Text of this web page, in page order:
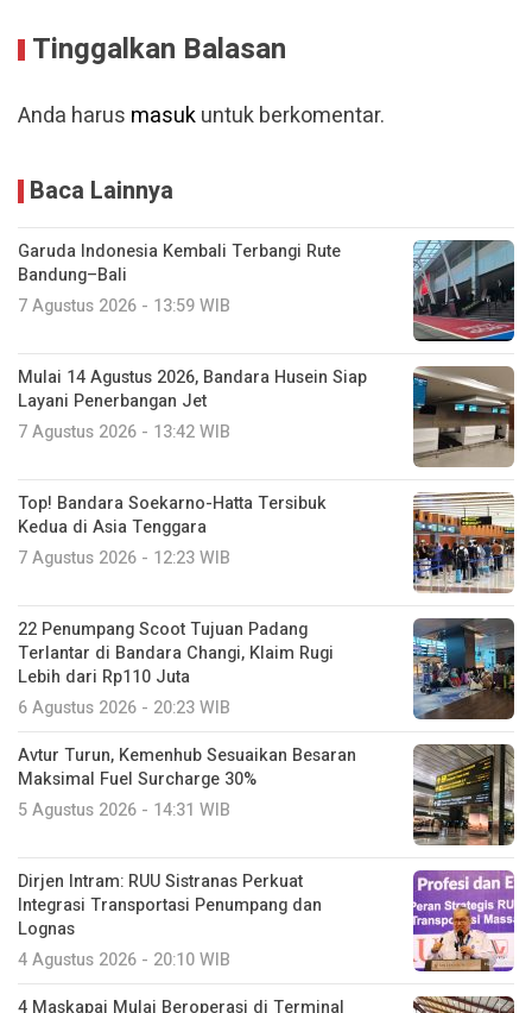
Tinggalkan Balasan
Anda harus masukuntuk berkomentar.
Baca Lainnya
Garuda Indonesia Kembali Terbangi Rute
Bandung–Bali
7 Agustus 2026 - 13:59 WIB
Mulai 14 Agustus 2026, Bandara Husein Siap
Layani Penerbangan Jet
7 Agustus 2026 - 13:42 WIB
Top! Bandara Soekarno-Hatta Tersibuk
Kedua di Asia Tenggara
7 Agustus 2026 - 12:23 WIB
22 Penumpang Scoot Tujuan Padang
Terlantar di Bandara Changi, Klaim Rugi
Lebih dari Rp110 Juta
6 Agustus 2026 - 20:23 WIB
Avtur Turun, Kemenhub Sesuaikan Besaran
Maksimal Fuel Surcharge 30%
5 Agustus 2026 - 14:31 WIB
Dirjen Intram: RUU Sistranas Perkuat
Integrasi Transportasi Penumpang dan
Lognas
4 Agustus 2026 - 20:10 WIB
4 Maskapai Mulai Beroperasi di Terminal